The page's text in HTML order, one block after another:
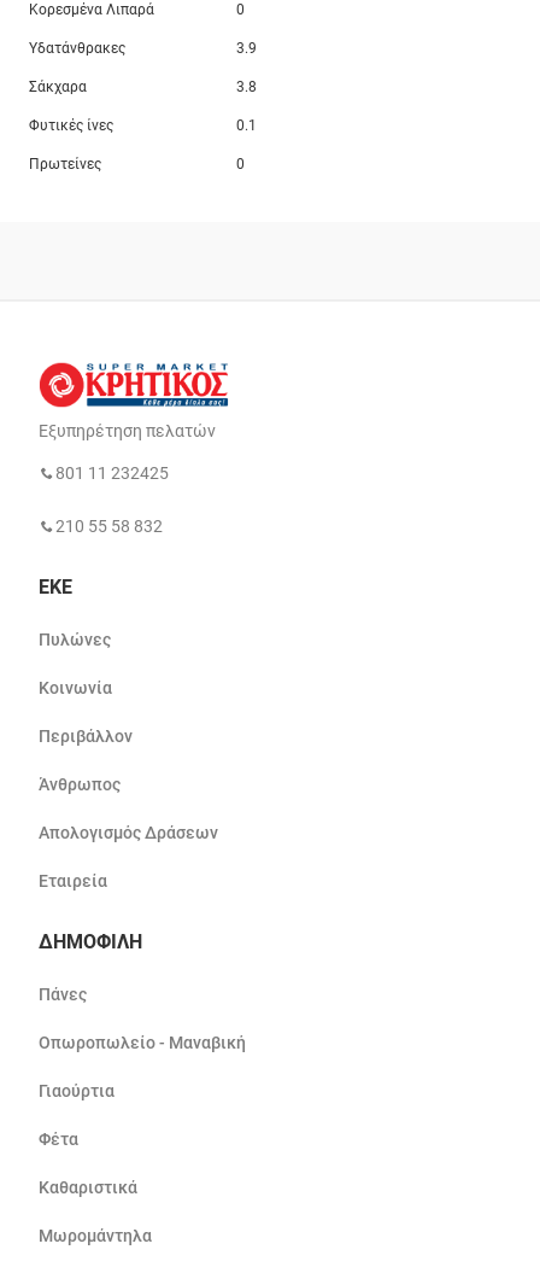
Κορεσμένα Λιπαρά 0
Υδατάνθρακες 3.9
Σάκχαρα 3.8
Φυτικές ίνες 0.1
Πρωτείνες 0
Εξυπηρέτηση πελατών
801 11 232425
210 55 58 832
ΕΚΕ
Πυλώνες
Κοινωνία
Περιβάλλον
Άνθρωπος
Απολογισμός Δράσεων
Εταιρεία
ΔΗΜΟΦΙΛΗ
Πάνες
Οπωροπωλείο - Μαναβική
Γιαούρτια
Φέτα
Καθαριστικά
Μωρομάντηλα